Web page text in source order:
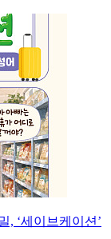
, ‘세이브케이션’